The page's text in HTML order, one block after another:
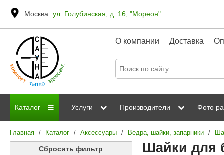
Москва ул. Голубинская, д. 16, "Мореон"
О компании Доставка
Каталог
Дровяные печи
Услуги
Сауны
Производители Фото
Главная / Каталог / Аксессуары / Ведра, шайки, запарники /
Сбросить фильтр Шайки для